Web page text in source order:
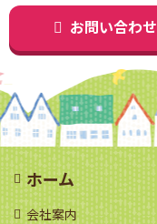
お問い合わせ
ホーム
会社案内